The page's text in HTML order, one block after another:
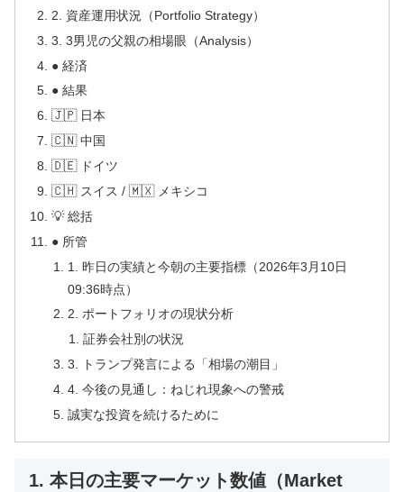
2. 資産運用状況（Portfolio Strategy）
3. 3男児の父親の相場眼（Analysis）
● 経済
● 結果
🇯🇵 日本
🇨🇳 中国
🇩🇪 ドイツ
🇨🇭 スイス / 🇲🇽 メキシコ
💡 総括
● 所管
1. 昨日の実績と今朝の主要指標（2026年3月10日
09:36時点）
2. ポートフォリオの現状分析
証券会社別の状況
3. トランプ発言による「相場の潮目」
4. 今後の見通し：ねじれ現象への警戒
誠実な投資を続けるために
1. 本日の主要マーケット数値（Market